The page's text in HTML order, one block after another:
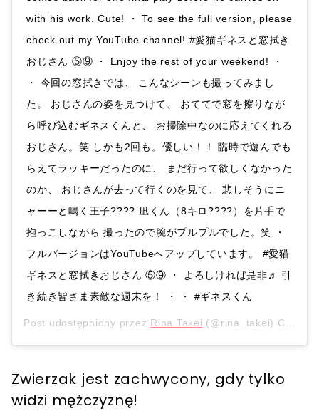
with his work. Cute! ・ To see the full version, please
check out my YouTube channel! #愛猫ギネスと窓拭き
おじさん ⑤⑨ ・ Enjoy the rest of your weekend! ・
・ 今回の窓拭きでは、 こんなシーンも撮ってみまし
た。 おじさんの姿を見つけて、 おててで窓を擦りなが
ら呼び込むギネスくんと、 お掃除中なのに応えてくれる
おじさん。笑 しかも2回も。優しい！！ 臨時で遊んでも
らえてラッキーだったのに、 まだ行って欲しくなかった
のか、 おじさんが去って行くのを見て、 悲しそうにニ
ャーーと鳴く王子???? 凪くん（8キロ????）を片手で
抱っこしながら 撮ったので腕がプルプルでした。笑 ・
フルバージョンはYouTubeへアップしています。 #愛猫
ギネスと窓拭きおじさん ⑤⑨ ・ よろしければ是非♬ 引
き続き皆さま素敵な週末を！ ・ ・ #ギネスくん
Post udostępniony przez Rina Takei (@rina_takei) Cze 23, 2019 o 5:48 PDT
Zwierzak jest zachwycony, gdy tylko
widzi mężczyznę!